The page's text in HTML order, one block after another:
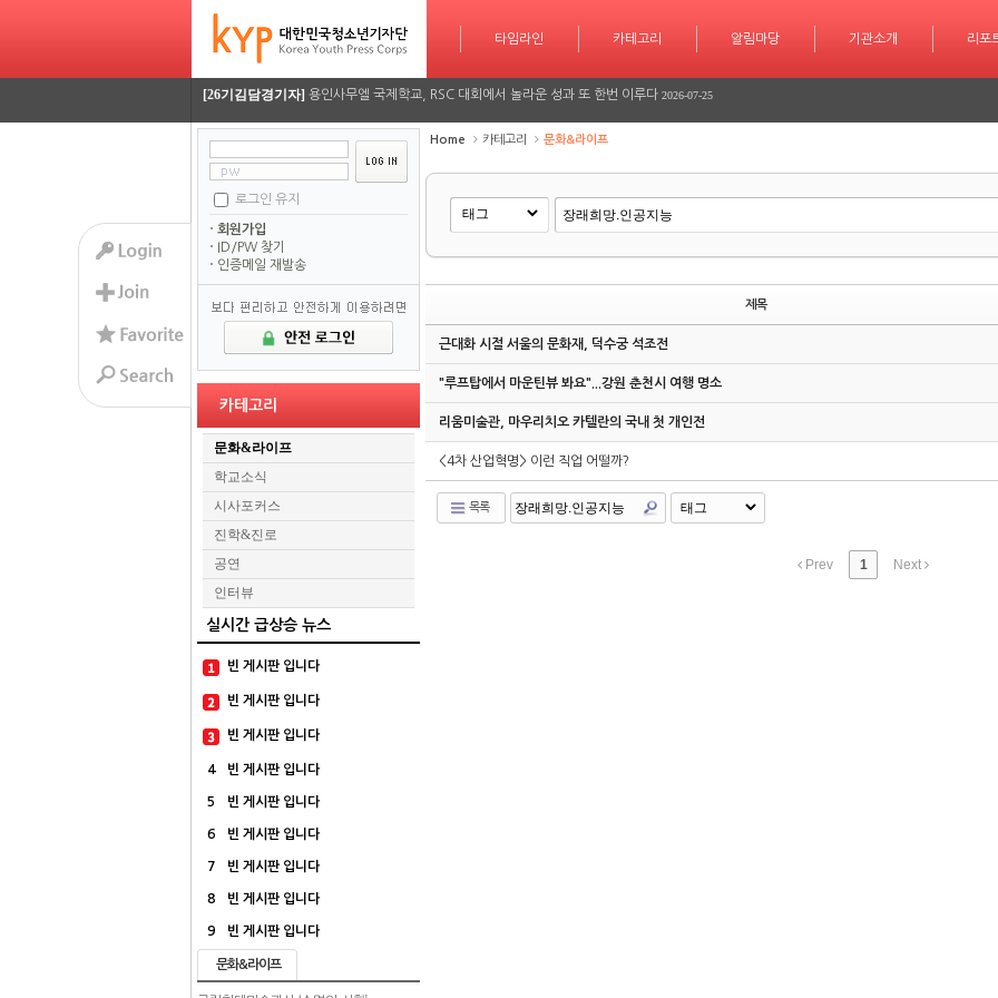
타임라인
타임라인 카테고리
카테고리 알림마당
알림마당 기관소개
기관소개 리포
리포트 기사작
[26기정재훈기자] AI가 짜주는 맞춤형 방학 시간표…학습 계획도 인공지능 시대 2026-07-30
[26기김담경기자] 용인사무엘 국제학교, RSC 대회에서 놀라운 성과 또 한번 이루다 2026-07-25
[26기이율관기자] 수업 시간 덮친 화재, 동탄 학원가 긴급 대피 소동 2026-07-08
[26기김담경기자] 2026 서울평화 모의유엔대회에 가다
[26기김담경기자] 2026 서울평화 모의유엔대회에 가다 2026-06-25
[26기정재훈기자] AI가 짜주는 맞춤형 방학 시간표…학습 계획도 인공지능 시대 2026-07-30
[26기김담경기자] 용인사무엘 국제학교, RSC 대회에서 놀라운 성과 또 한번 이루다
[26기이율관기자] 수업 시간 덮친 화재, 동탄 학원가 긴급 대피 소동 2026-07-08
2026 서울평화 모의유엔대회에 가다 2026-06-26
[26기김담경기자] 2026 서울평화 모의유엔대회에 가다
로그인 유지
회원가입
ID/PW 찾기
인증메일 재발송
카테고리
문화&라이프
학교소식
시사포커스
진학&진로
공연
인터뷰
실시간 급상승 뉴스
빈 게시판 입니다
빈 게시판 입니다
빈 게시판 입니다
4 빈 게시판 입니다
5 빈 게시판 입니다
6 빈 게시판 입니다
7 빈 게시판 입니다
8 빈 게시판 입니다
9 빈 게시판 입니다
문화&라이프
Home 카테고리 문화&라이프
제목
근대화 시절 서울의 문화재, 덕수궁 석조전
"루프탑에서 마운틴뷰 봐요"...강원 춘천시 여행 명소
리움미술관, 마우리치오 카텔란의 국내 첫 개인전
<4차 산업혁명> 이런 직업 어떨까?
목록
Prev 1 Next
Sketchbook5, 스케치북5
Sketchbook5, 스케치북5
Sketchbook5, 스케치북5
Sketchbook5, 스케치북5